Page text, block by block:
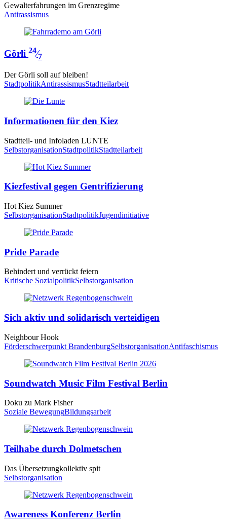
Gewalterfahrungen im Grenzregime
Antirassismus
Görli 24⁄7
Der Görli soll auf bleiben!
StadtpolitikAntirassismusStadtteilarbeit
Informationen für den Kiez
Stadtteil- und Infoladen LUNTE
SelbstorganisationStadtpolitikStadtteilarbeit
Kiezfestival gegen Gentrifizierung
Hot Kiez Summer
SelbstorganisationStadtpolitikJugendinitiative
Pride Parade
Behindert und verrückt feiern
Kritische SozialpolitikSelbstorganisation
Sich aktiv und solidarisch verteidigen
Neighbour Hook
Förderschwerpunkt BrandenburgSelbstorganisationAntifaschismus
Soundwatch Music Film Festival Berlin
Doku zu Mark Fisher
Soziale BewegungBildungsarbeit
Teilhabe durch Dolmetschen
Das Übersetzungkollektiv spit
Selbstorganisation
Awareness Konferenz Berlin